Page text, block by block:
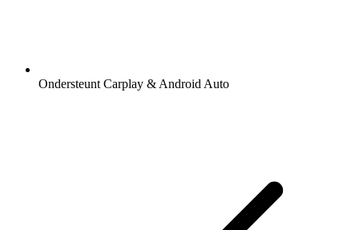
Ondersteunt Carplay & Android Auto